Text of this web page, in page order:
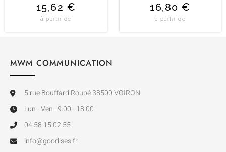
15,62 €
à partir de
16,80 €
à partir de
MWM COMMUNICATION
5 rue Bouffard Roupé 38500 VOIRON
Lun - Ven : 9:00 - 18:00
04 58 15 02 55
info@goodises.fr